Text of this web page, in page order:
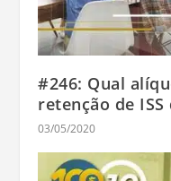
#246: Qual
retenção de
03/05/2020